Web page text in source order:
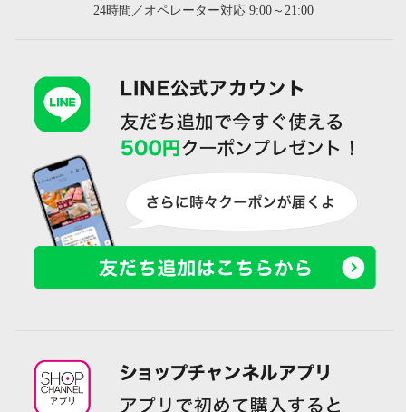
24時間／オペレーター対応 9:00～21:00